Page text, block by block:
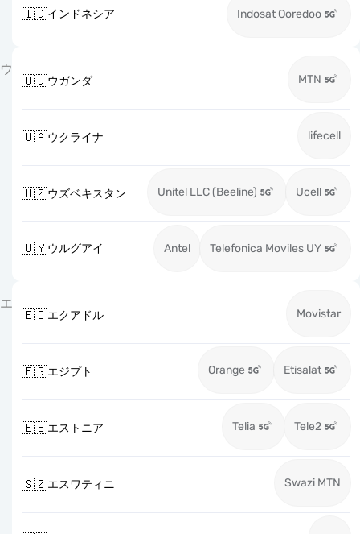
🇮🇩インドネシア Indosat Ooredoo
ウ
🇺🇬ウガンダ MTN
🇺🇦ウクライナ lifecell
🇺🇿ウズベキスタン Unitel LLC (Beeline) Ucell
🇺🇾ウルグアイ Antel Telefonica Moviles UY
エ
🇪🇨エクアドル Movistar
🇪🇬エジプト Orange Etisalat
🇪🇪エストニア Telia Tele2
🇸🇿エスワティニ Swazi MTN